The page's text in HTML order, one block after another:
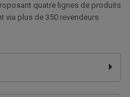
quatre lignes de produits
via plus de 350 revendeurs